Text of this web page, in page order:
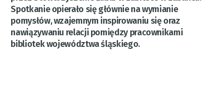
Spotkanie opierało się głównie na wymianie
pomysłów, wzajemnym inspirowaniu się oraz
nawiązywaniu relacji pomiędzy pracownikami
bibliotek województwa śląskiego.